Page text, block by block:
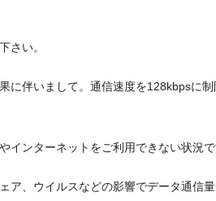
さい。
に伴いまして。通信速度を128kbpsに
インターネットをご利用できない状況で
ア、ウイルスなどの影響でデータ通信